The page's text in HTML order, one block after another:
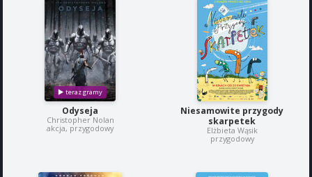
Odyseja
Christopher Nolan
akcja, przygodowy
Niesamowite przygody
skarpetek
Elżbieta Wąsik
przygodowy